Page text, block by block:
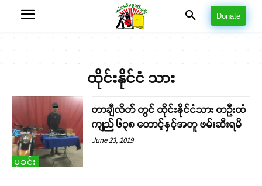
Donate
ထိုင်းနိုင်ငံ သား
မှုခင်း
တာချီလိတ် တွင် ထိုင်းနိုင်ငံသား တဦးထံ
ကျည် ၆၃၈ တောင့်နှင့်အတူ ဖမ်းဆီးရမိ
June 23, 2019